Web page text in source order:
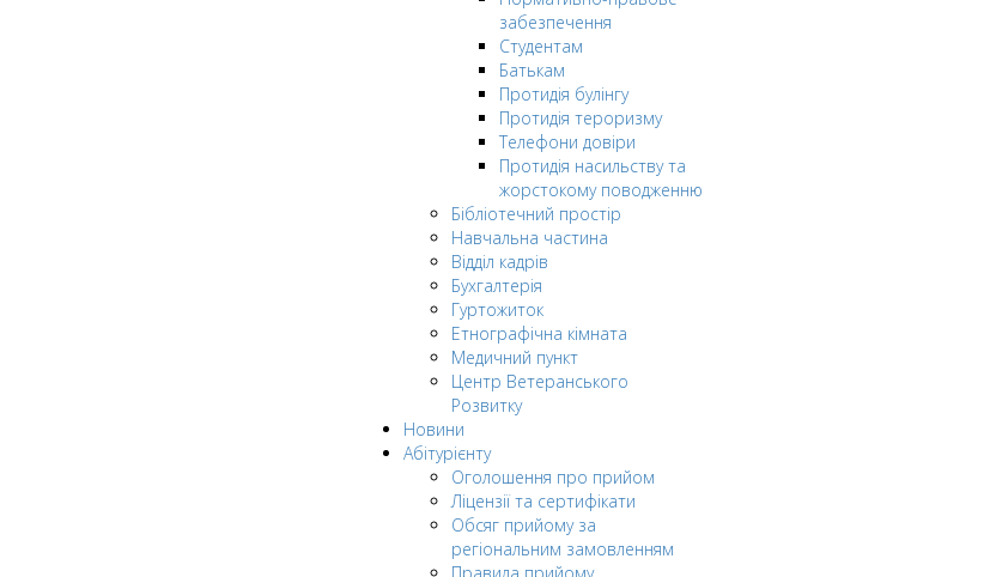
забезпечення
Студентам
Батькам
Протидія булінгу
Протидія тероризму
Телефони довіри
Протидія насильству та
жорстокому поводженню
Бібліотечний простір
Навчальна частина
Відділ кадрів
Бухгалтерія
Гуртожиток
Етнографічна кімната
Медичний пункт
Центр Ветеранського
Розвитку
Новини
Абітурієнту
Оголошення про прийом
Ліцензії та сертифікати
Обсяг прийому за
регіональним замовленням